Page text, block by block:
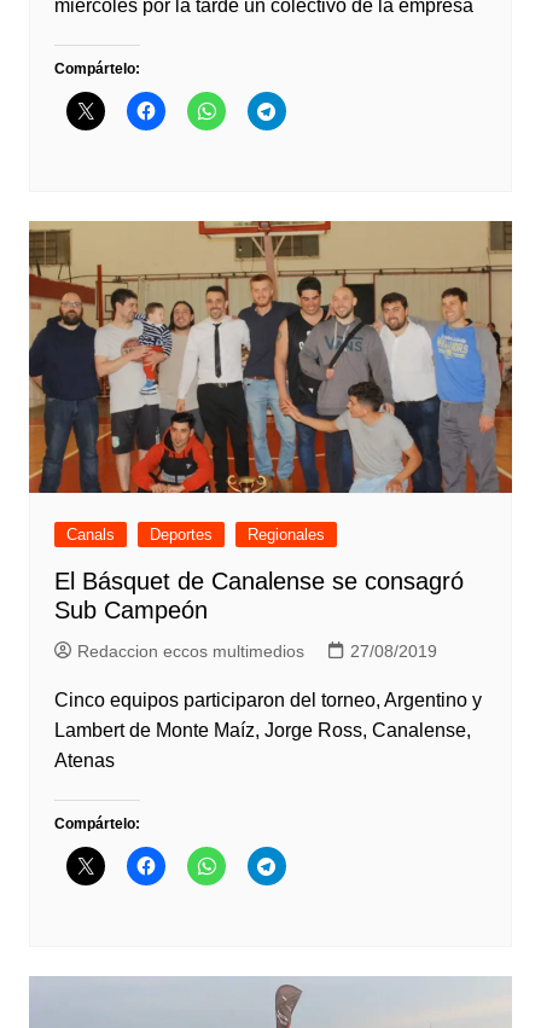
miércoles por la tarde un colectivo de la empresa
Compártelo:
Canals Deportes Regionales
El Básquet de Canalense se consagró
Sub Campeón
Redaccion eccos multimedios 27/08/2019
Cinco equipos participaron del torneo, Argentino y
Lambert de Monte Maíz, Jorge Ross, Canalense,
Atenas
Compártelo: